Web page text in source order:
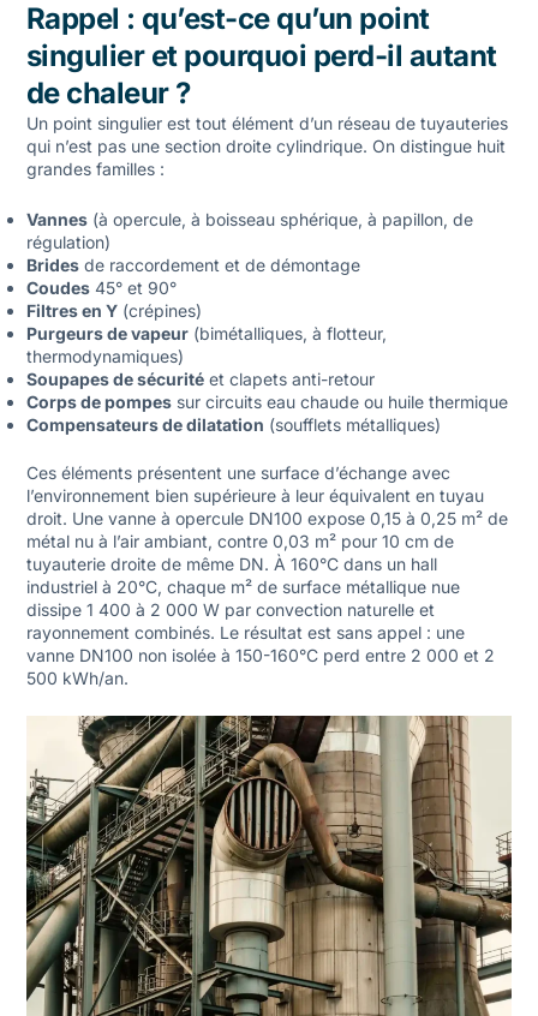
Rappel : qu’est-ce qu’un point
singulier et pourquoi perd-il autant
de chaleur ?
Un point singulierest tout élément d’un réseau de tuyauteries
qui n’est pas une section droite cylindrique. On distingue huit
grandes familles :
Vannes(à opercule, à boisseau sphérique, à papillon, de
régulation)
Bridesde raccordement et de démontage
Coudes45° et 90°
Filtres en Y(crépines)
Purgeurs de vapeur(bimétalliques, à flotteur,
thermodynamiques)
Soupapes de sécuritéet clapets anti-retour
Corps de pompessur circuits eau chaude ou huile thermique
Compensateurs de dilatation (soufflets métalliques)
Ces éléments présentent une surface d’échange avec
l’environnement bien supérieure à leur équivalent en tuyau
droit. Une vanne à opercule DN100 expose 0,15 à 0,25 m² de
métal nu à l’air ambiant, contre 0,03 m² pour 10 cm de
tuyauterie droite de même DN. À 160°C dans un hall
industriel à 20°C, chaque m² de surface métallique nue
dissipe 1 400 à 2 000 W par convection naturelle et
rayonnement combinés. Le résultat est sans appel : une
vanne DN100 non isolée à 150-160°C perd entre 2 000 et 2
500 kWh/an.